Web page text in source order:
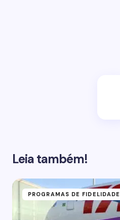
Leia também!
PROGRAMAS DE FIDELIDADE